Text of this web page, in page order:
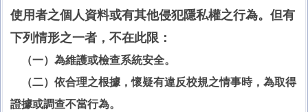
使用者之個人資料或有其他侵犯隱私權之行為。但有
下列情形之一者，不在此限：
（一）為維護或檢查系統安全。
（二）依合理之根據，懷疑有違反校規之情事時，為取得
證據或調查不當行為。